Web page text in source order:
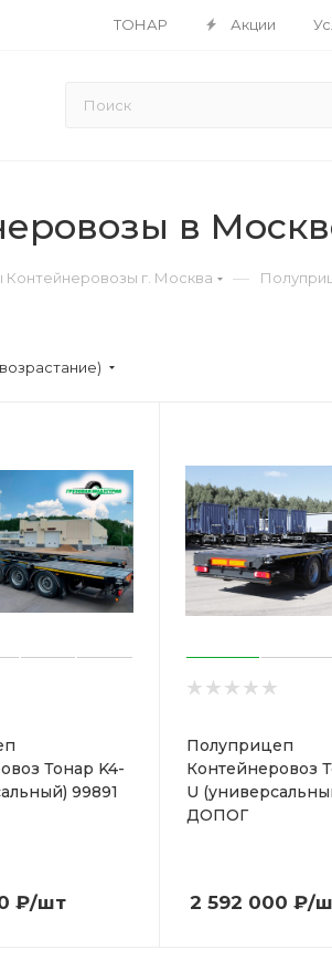
ТОНАР Акции
в
Контейнеровозы г. Москва —
Тонар K4-
99891
₽/шт
Полуприцеп
Контейнеровоз
U
ДОПОГ
2 592 000 ₽/